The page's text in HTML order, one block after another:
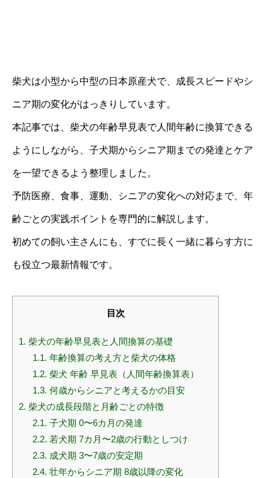
柴犬は小型から中型の日本原産犬で、成長スピードやシ
ニア期の変化がはっきりしています。
本記事では、柴犬の年齢早見表で人間年齢に換算できる
ようにしながら、子犬期からシニア期までの発達とケア
を一望できるよう整理しました。
予防医療、食事、運動、シニアの変化への対応まで、年
齢ごとの実践ポイントを専門的に解説します。
初めての飼い主さんにも、すでに長く一緒に暮らす方に
も役立つ最新情報です。
目次
1. 柴犬の年齢早見表と人間換算の基礎
1.1. 年齢換算の考え方と柴犬の体格
1.2. 柴犬 年齢 早見表（人間年齢換算表）
1.3. 何歳からシニアと考えるかの目安
2. 柴犬の成長段階と月齢ごとの特徴
2.1. 子犬期 0〜6カ月の発達
2.2. 若犬期 7カ月〜2歳の行動としつけ
2.3. 成犬期 3〜7歳の安定期
2.4. 壮年からシニア期 8歳以降の変化